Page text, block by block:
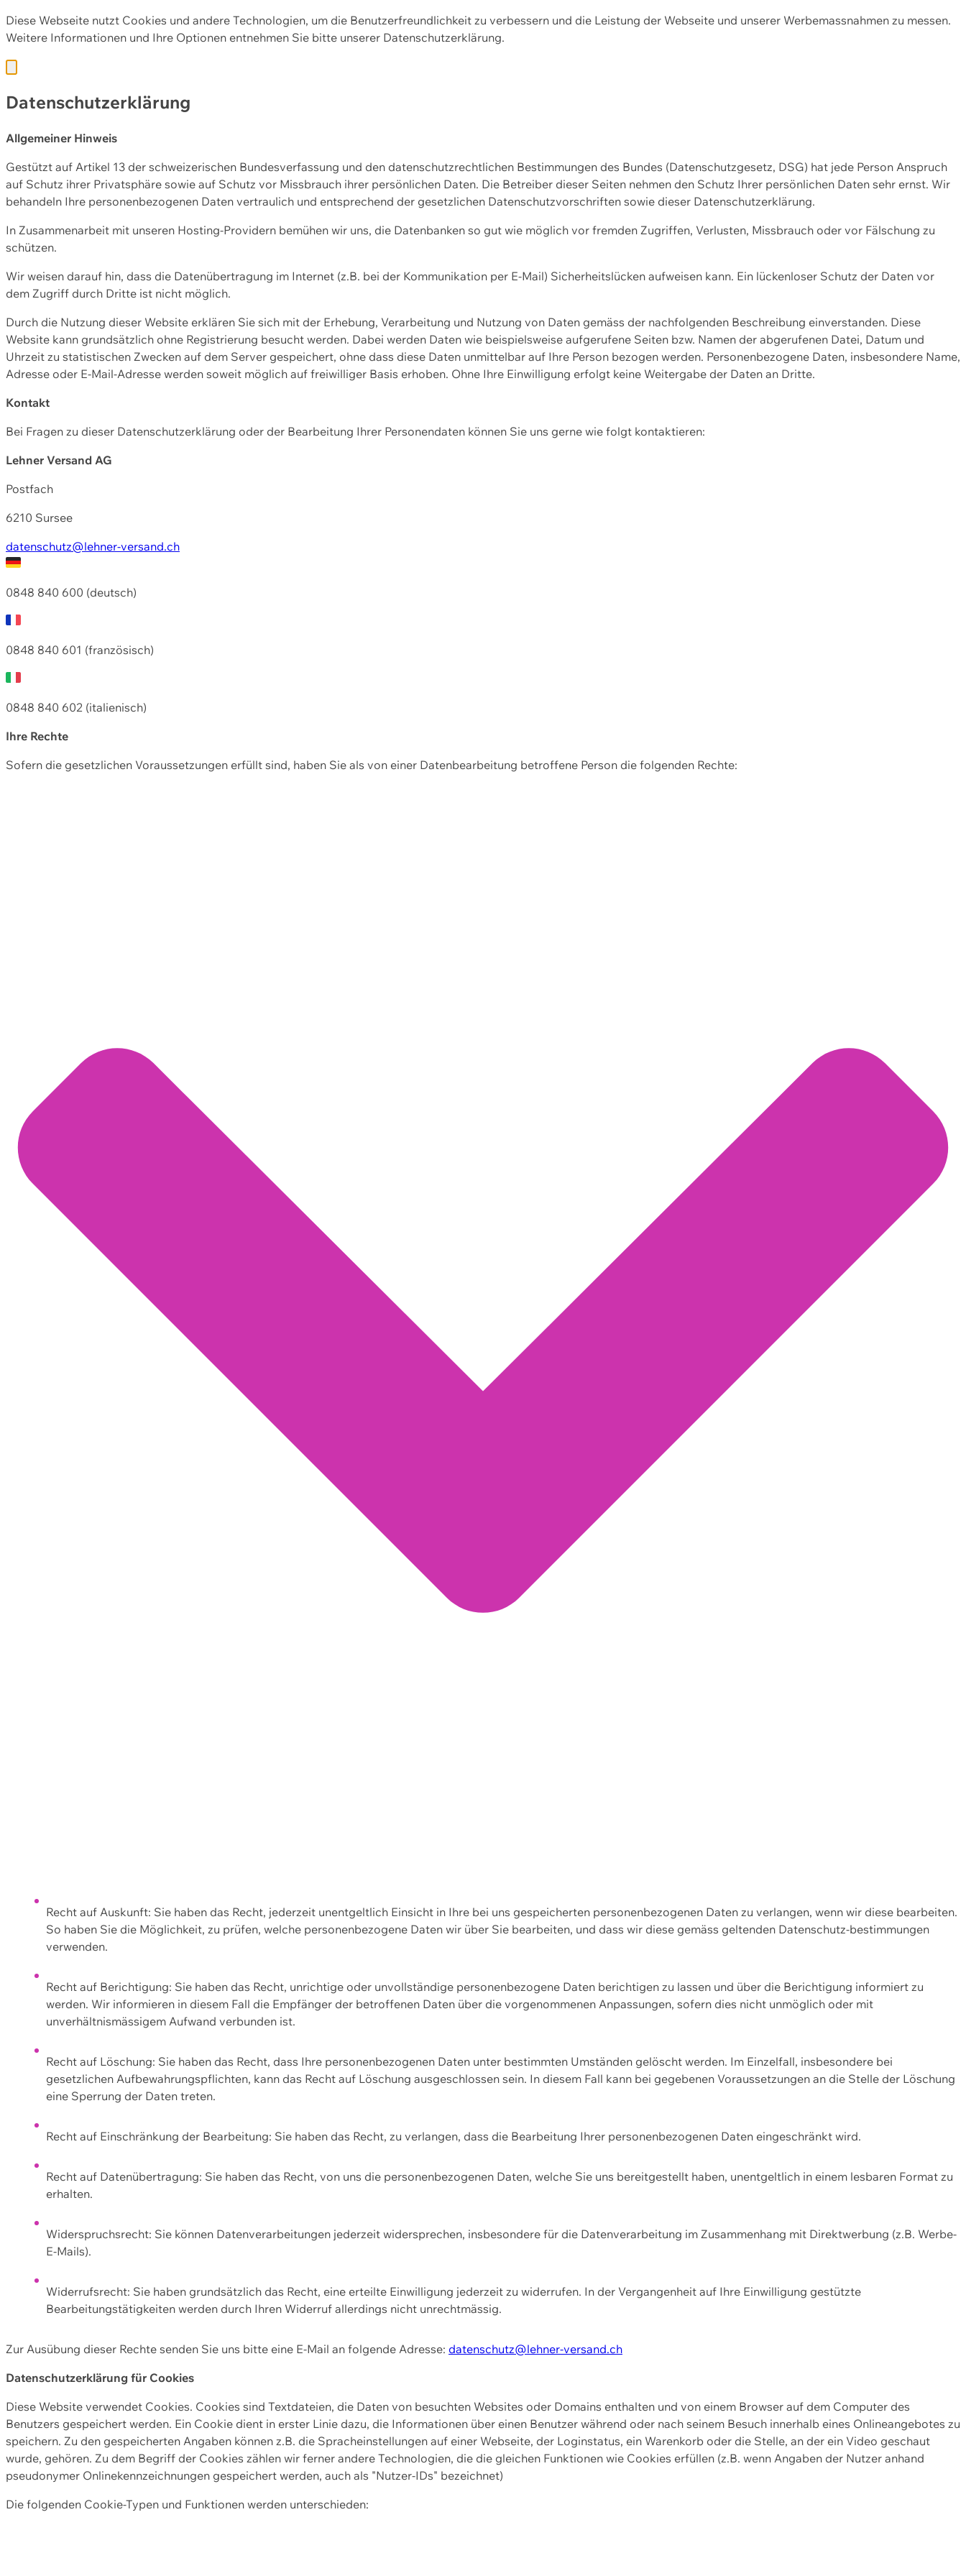
Diese Webseite nutzt Cookies und andere Technologien, um die Benutzerfreundlichkeit zu verbessern und die Leistung der Webseite und unserer Werbemassnahmen zu messen.
Weitere Informationen und Ihre Optionen entnehmen Sie bitte unserer Datenschutzerklärung.
Datenschutzerklärung
Allgemeiner Hinweis
Gestützt auf Artikel 13 der schweizerischen Bundesverfassung und den datenschutzrechtlichen Bestimmungen des Bundes (Datenschutzgesetz, DSG) hat jede Person Anspruch
auf Schutz ihrer Privatsphäre sowie auf Schutz vor Missbrauch ihrer persönlichen Daten. Die Betreiber dieser Seiten nehmen den Schutz Ihrer persönlichen Daten sehr ernst. Wir
behandeln Ihre personenbezogenen Daten vertraulich und entsprechend der gesetzlichen Datenschutzvorschriften sowie dieser Datenschutzerklärung.
In Zusammenarbeit mit unseren Hosting-Providern bemühen wir uns, die Datenbanken so gut wie möglich vor fremden Zugriffen, Verlusten, Missbrauch oder vor Fälschung zu
schützen.
Wir weisen darauf hin, dass die Datenübertragung im Internet (z.B. bei der Kommunikation per E-Mail) Sicherheitslücken aufweisen kann. Ein lückenloser Schutz der Daten vor
dem Zugriff durch Dritte ist nicht möglich.
Durch die Nutzung dieser Website erklären Sie sich mit der Erhebung, Verarbeitung und Nutzung von Daten gemäss der nachfolgenden Beschreibung einverstanden. Diese
Website kann grundsätzlich ohne Registrierung besucht werden. Dabei werden Daten wie beispielsweise aufgerufene Seiten bzw. Namen der abgerufenen Datei, Datum und
Uhrzeit zu statistischen Zwecken auf dem Server gespeichert, ohne dass diese Daten unmittelbar auf Ihre Person bezogen werden. Personenbezogene Daten, insbesondere Name,
Adresse oder E-Mail-Adresse werden soweit möglich auf freiwilliger Basis erhoben. Ohne Ihre Einwilligung erfolgt keine Weitergabe der Daten an Dritte.
Kontakt
Bei Fragen zu dieser Datenschutzerklärung oder der Bearbeitung Ihrer Personendaten können Sie uns gerne wie folgt kontaktieren:
Lehner Versand AG
Postfach
6210 Sursee
datenschutz@lehner-versand.ch
0848 840 600 (deutsch)
0848 840 601 (französisch)
0848 840 602 (italienisch)
Ihre Rechte
Sofern die gesetzlichen Voraussetzungen erfüllt sind, haben Sie als von einer Datenbearbeitung betroffene Person die folgenden Rechte:
Recht auf Auskunft: Sie haben das Recht, jederzeit unentgeltlich Einsicht in Ihre bei uns gespeicherten personenbezogenen Daten zu verlangen, wenn wir diese bearbeiten.
So haben Sie die Möglichkeit, zu prüfen, welche personenbezogene Daten wir über Sie bearbeiten, und dass wir diese gemäss geltenden Datenschutz-bestimmungen
verwenden.
Recht auf Berichtigung: Sie haben das Recht, unrichtige oder unvollständige personenbezogene Daten berichtigen zu lassen und über die Berichtigung informiert zu
werden. Wir informieren in diesem Fall die Empfänger der betroffenen Daten über die vorgenommenen Anpassungen, sofern dies nicht unmöglich oder mit
unverhältnismässigem Aufwand verbunden ist.
Recht auf Löschung: Sie haben das Recht, dass Ihre personenbezogenen Daten unter bestimmten Umständen gelöscht werden. Im Einzelfall, insbesondere bei
gesetzlichen Aufbewahrungspflichten, kann das Recht auf Löschung ausgeschlossen sein. In diesem Fall kann bei gegebenen Voraussetzungen an die Stelle der Löschung
eine Sperrung der Daten treten.
Recht auf Einschränkung der Bearbeitung: Sie haben das Recht, zu verlangen, dass die Bearbeitung Ihrer personenbezogenen Daten eingeschränkt wird.
Recht auf Datenübertragung: Sie haben das Recht, von uns die personenbezogenen Daten, welche Sie uns bereitgestellt haben, unentgeltlich in einem lesbaren Format zu
erhalten.
Widerspruchsrecht: Sie können Datenverarbeitungen jederzeit widersprechen, insbesondere für die Datenverarbeitung im Zusammenhang mit Direktwerbung (z.B. Werbe-
E-Mails).
Widerrufsrecht: Sie haben grundsätzlich das Recht, eine erteilte Einwilligung jederzeit zu widerrufen. In der Vergangenheit auf Ihre Einwilligung gestützte
Bearbeitungstätigkeiten werden durch Ihren Widerruf allerdings nicht unrechtmässig.
Zur Ausübung dieser Rechte senden Sie uns bitte eine E-Mail an folgende Adresse: datenschutz@lehner-versand.ch
Datenschutzerklärung für Cookies
Diese Website verwendet Cookies. Cookies sind Textdateien, die Daten von besuchten Websites oder Domains enthalten und von einem Browser auf dem Computer des
Benutzers gespeichert werden. Ein Cookie dient in erster Linie dazu, die Informationen über einen Benutzer während oder nach seinem Besuch innerhalb eines Onlineangebotes zu
speichern. Zu den gespeicherten Angaben können z.B. die Spracheinstellungen auf einer Webseite, der Loginstatus, ein Warenkorb oder die Stelle, an der ein Video geschaut
wurde, gehören. Zu dem Begriff der Cookies zählen wir ferner andere Technologien, die die gleichen Funktionen wie Cookies erfüllen (z.B. wenn Angaben der Nutzer anhand
pseudonymer Onlinekennzeichnungen gespeichert werden, auch als "Nutzer-IDs" bezeichnet)
Die folgenden Cookie-Typen und Funktionen werden unterschieden: